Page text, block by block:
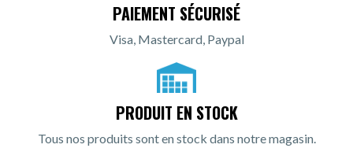
PAIEMENT SÉCURISÉ
Visa, Mastercard, Paypal
PRODUIT EN STOCK
Tous nos produits sont en stock dans notre magasin.